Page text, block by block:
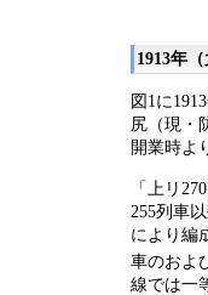
1913年
図1に
尻（現・
開業時よ
「上リ
255列車
により編
車のおよ
線では一